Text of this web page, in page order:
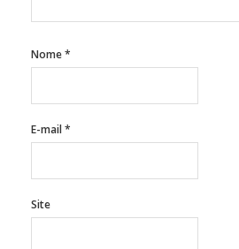
Nome*
E-mail*
Site